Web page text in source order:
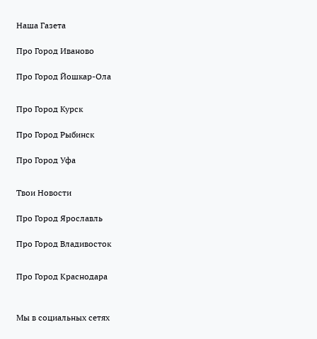
Наша Газета
Про Город Иваново
Про Город Йошкар-Ола
Про Город Курск
Про Город Рыбинск
Про Город Уфа
Твои Новости
Про Город Ярославль
Про Город Владивосток
Про Город Краснодара
Мы в социальных сетях